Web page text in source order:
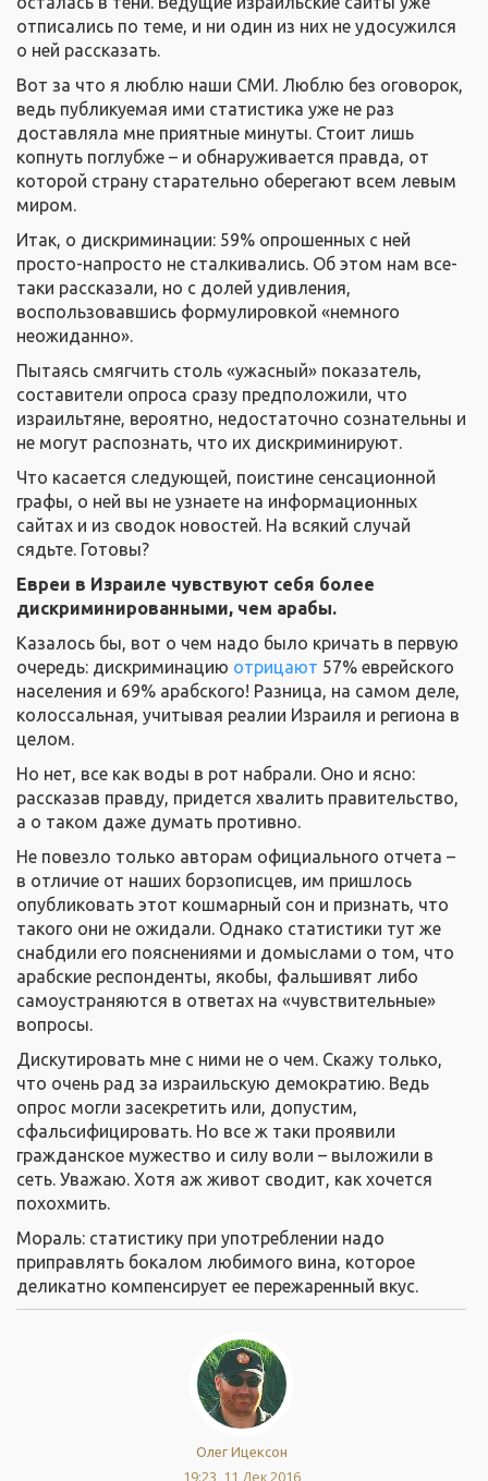
отписались по теме, и ни один из них не удосужился
о ней рассказать.
Вот за что я люблю наши СМИ. Люблю без оговорок,
ведь публикуемая ими статистика уже не раз
доставляла мне приятные минуты. Стоит лишь
копнуть поглубже – и обнаруживается правда, от
которой страну старательно оберегают всем левым
миром.
Итак, о дискриминации: 59% опрошенных с ней
просто-напросто не сталкивались. Об этом нам все-
таки рассказали, но с долей удивления,
воспользовавшись формулировкой «немного
неожиданно».
Пытаясь смягчить столь «ужасный» показатель,
составители опроса сразу предположили, что
израильтяне, вероятно, недостаточно сознательны и
не могут распознать, что их дискриминируют.
Что касается следующей, поистине сенсационной
графы, о ней вы не узнаете на информационных
сайтах и из сводок новостей. На всякий случай
сядьте. Готовы?
Евреи в Израиле чувствуют себя более
дискриминированными, чем арабы.
Казалось бы, вот о чем надо было кричать в первую
очередь: дискриминацию отрицают 57% еврейского
населения и 69% арабского! Разница, на самом деле,
колоссальная, учитывая реалии Израиля и региона в
целом.
Но нет, все как воды в рот набрали. Оно и ясно:
рассказав правду, придется хвалить правительство,
а о таком даже думать противно.
Не повезло только авторам официального отчета –
в отличие от наших борзописцев, им пришлось
опубликовать этот кошмарный сон и признать, что
такого они не ожидали. Однако статистики тут же
снабдили его пояснениями и домыслами о том, что
арабские респонденты, якобы, фальшивят либо
самоустраняются в ответах на «чувствительные»
вопросы.
Дискутировать мне с ними не о чем. Скажу только,
что очень рад за израильскую демократию. Ведь
опрос могли засекретить или, допустим,
сфальсифицировать. Но все ж таки проявили
гражданское мужество и силу воли – выложили в
сеть. Уважаю. Хотя аж живот сводит, как хочется
похохмить.
Мораль: статистику при употреблении надо
приправлять бокалом любимого вина, которое
деликатно компенсирует ее пережаренный вкус.
Олег Ицексон
19:23, 11 Дек 2016